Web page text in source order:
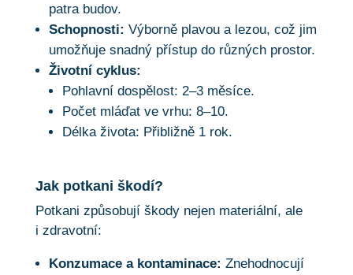
patra budov.
Schopnosti: Výborně plavou a lezou, což jim
umožňuje snadný přístup do různých prostor.
Životní cyklus:
Pohlavní dospělost: 2–3 měsíce.
Počet mláďat ve vrhu: 8–10.
Délka života: Přibližně 1 rok.
Jak potkani škodí?
Potkani způsobují škody nejen materiální, ale
i zdravotní:
Konzumace a kontaminace: Znehodnocují